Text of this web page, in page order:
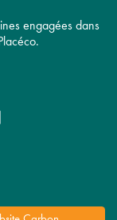
engagées dans